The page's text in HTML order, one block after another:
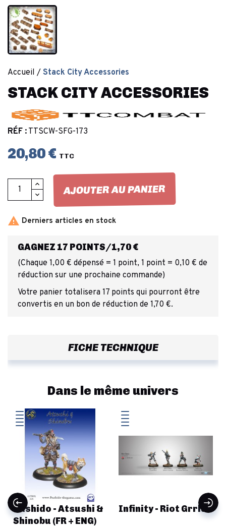
Accueil Stack City Accessories
STACK CITY ACCESSORIES
RÉF : TTSCW-SFG-173
20,80 € TTC
AJOUTER AU PANIER
 Derniers articles en stock
GAGNEZ 17 POINTS/1,70 €
(Chaque 1,00 € dépensé = 1 point, 1 point = 0,10 € de
réduction sur une prochaine commande)
Votre panier totalisera 17 points qui pourront être
convertis en un bon de réduction de 1,70 €.
FICHE TECHNIQUE
Dans le même univers
Bushido - Atsushi &
Shinobu (FR + ENG)
Infinity - Riot Grrls